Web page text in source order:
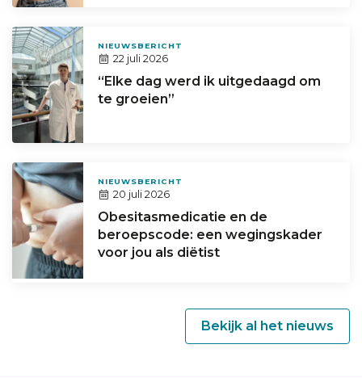
NIEUWSBERICHT
22 juli 2026
“Elke dag werd ik uitgedaagd om
te groeien”
NIEUWSBERICHT
20 juli 2026
Obesitasmedicatie en de
beroepscode: een wegingskader
voor jou als diëtist
Bekijk al het nieuws